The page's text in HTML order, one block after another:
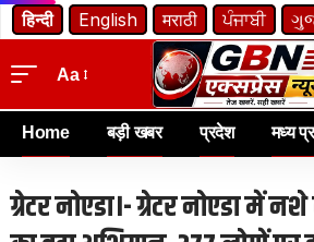
हिन्दी English मराठी ਪੰਜਾਬੀ
Aa
Home बड़ी खबर प्रदेश मध्य
ग्रेटर नोएडा।- ग्रेटर नोएडा में